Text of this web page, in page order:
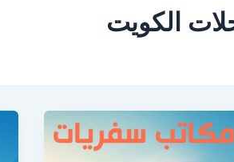
الكويت